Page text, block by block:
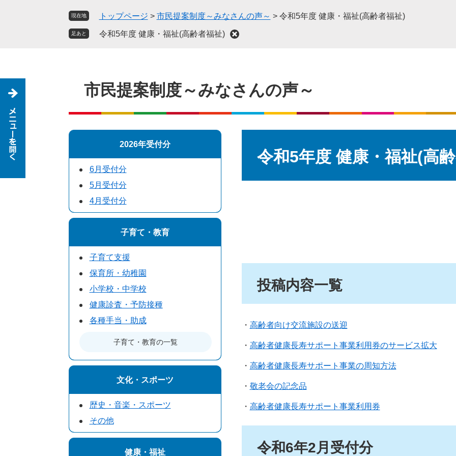
で
ば
現在地 トップページ > 市民提案制度～みなさんの声～ > 令和5年度 健康・福祉(高齢者福祉)
足あと 令和5年度 健康・福祉(高齢者福祉)
市民提案制度～みなさんの声～
令和5年度 健康・福祉(高
投稿内容一覧
・ 高齢者向け交流施設の送迎
・ 高齢者健康長寿サポート事業利用券のサービス拡大
・ 高齢者健康長寿サポート事業の周知方法
・ 敬老会の記念品
・ 高齢者健康長寿サポート事業利用券
令和6年2月受付分
2026年受付分
6月受付分
5月受付分
4月受付分
子育て・教育
子育て支援
保育所・幼稚園
小学校・中学校
健康診査・予防接種
各種手当・助成
子育て・教育の一覧
文化・スポーツ
歴史・音楽・スポーツ
その他
健康・福祉